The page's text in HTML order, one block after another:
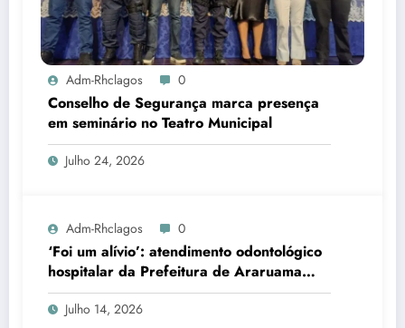
Adm-Rhclagos 0
Conselho de Segurança marca presença
em seminário no Teatro Municipal
Julho 24, 2026
Adm-Rhclagos 0
‘Foi um alívio’: atendimento odontológico
hospitalar da Prefeitura de Araruama
transforma rotina de famílias atípicas
Julho 14, 2026